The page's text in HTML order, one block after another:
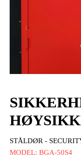
STÅLDØR -
MODEL: BGA-50S4